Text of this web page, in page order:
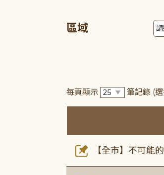
區域
每頁顯示 筆記錄 (
【全市】不可能